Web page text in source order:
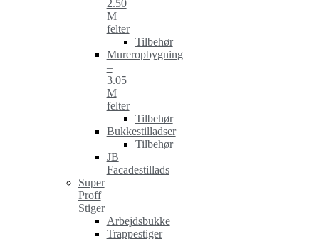
2.50
M
felter
Tilbehør
Mureropbygning
–
3.05
M
felter
Tilbehør
Bukkestilladser
Tilbehør
JB
Facadestillads
Super
Proff
Stiger
Arbejdsbukke
Trappestiger